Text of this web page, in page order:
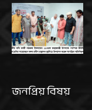
জনপ্রিয় বিষয়